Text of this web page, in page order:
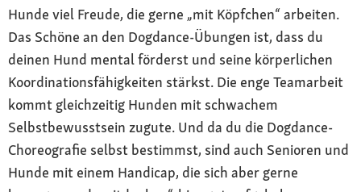
Hunde viel Freude, die gerne „mit Köpfchen“ arbeiten.
Das Schöne an den Dogdance-Übungen ist, dass du
deinen Hund mental förderst und seine körperlichen
Koordinationsfähigkeiten stärkst. Die enge Teamarbeit
kommt gleichzeitig Hunden mit schwachem
Selbstbewusstsein zugute. Und da du die Dogdance-
Choreografie selbst bestimmst, sind auch Senioren und
Hunde mit einem Handicap, die sich aber gerne